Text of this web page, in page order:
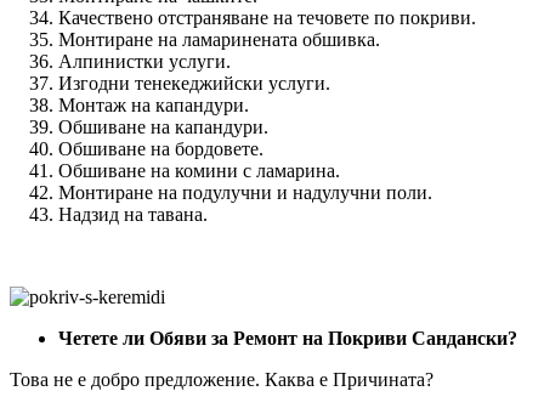
Качествено отстраняване на течовете по покриви.
Монтиране на ламаринената обшивка.
Алпинистки услуги.
Изгодни тенекеджийски услуги.
Монтаж на капандури.
Обшиване на капандури.
Обшиване на бордовете.
Обшиване на комини с ламарина.
Монтиране на подулучни и надулучни поли.
Надзид на тавана.
Четете ли Обяви за Ремонт на Покриви Сандански?
Това не е добро предложение. Каква е Причината?